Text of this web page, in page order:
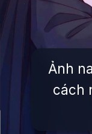
Ảnh
cách